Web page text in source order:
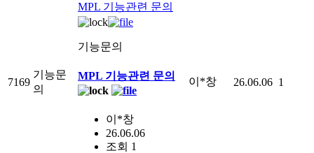
7169
기능문
의
MPL 기능관련 문의
기능문의
MPL 기능관련 문의
이*창
26.06.06
조회 1
이*창 26.06.06 1